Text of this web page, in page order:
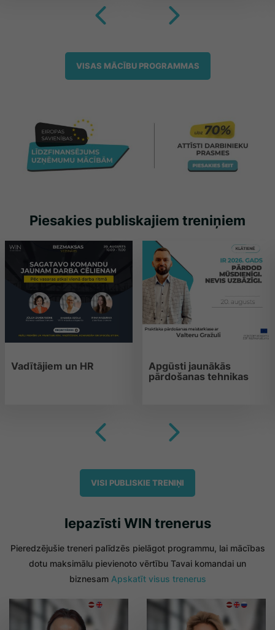
VISAS MĀCĪBU PROGRAMMAS
Piesakies publiskajiem treniņiem
Vadītājiem un HR
Apgūsti jaunākās
pārdošanas tehnikas
VISI PUBLISKIE TRENIŅI
Iepazīsti WIN trenerus
Pieredzējušie treneri palīdzēs pielāgot programmu, lai mācības
dotu maksimālu pievienoto vērtību Tavai komandai un
biznesam Apskatīt visus trenerus